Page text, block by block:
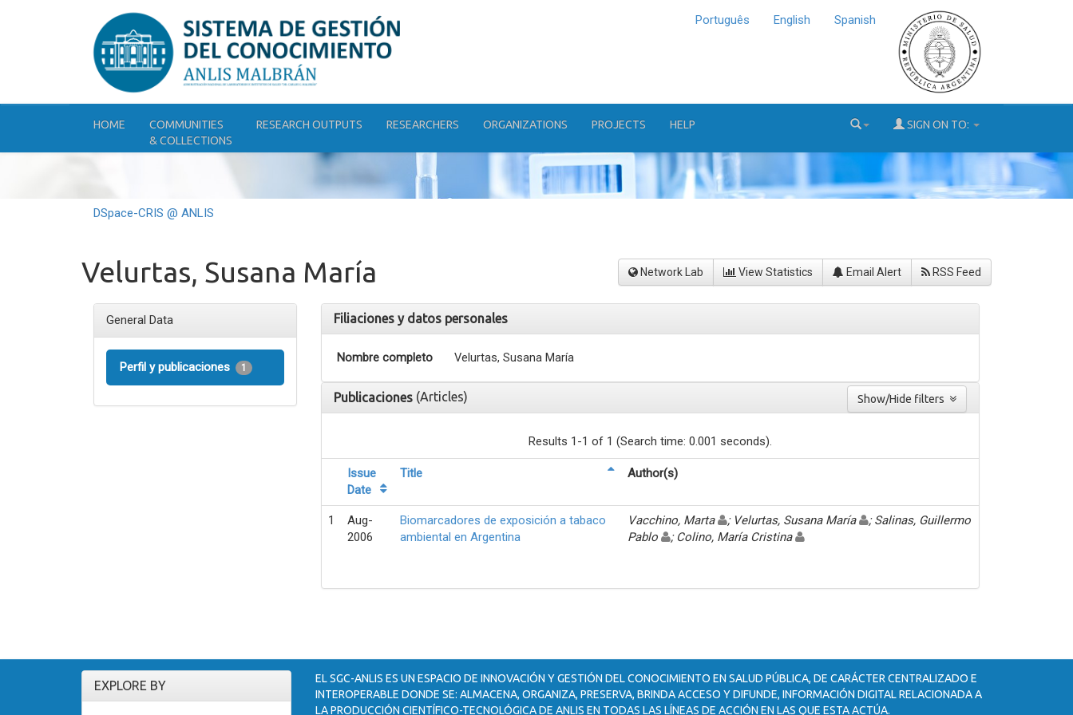
Português English Spanish
HOME
COMMUNITIES
& COLLECTIONS
RESEARCH OUTPUTS RESEARCHERS ORGANIZATIONS PROJECTS HELP SIGN ON TO:
DSpace-CRIS @ ANLIS
Velurtas, Susana María Network Lab View Statistics Email Alert RSS Feed
General Data
Perfil y publicaciones 1
Filiaciones y datos personales
Nombre completo Velurtas, Susana María
Publicaciones (Articles)
Results 1-1 of 1 (Search time: 0.001 seconds).
Issue
Date
Title Author(s)
1
Aug-
2006
Biomarcadores de exposición a tabaco
ambiental en Argentina
Vacchino, Marta ; Velurtas, Susana María
; Salinas, Guillermo
Pablo
; Colino, María Cristina
EXPLORE BY
EL SGC-ANLIS ES UN ESPACIO DE INNOVACIÓN Y GESTIÓN DEL CONOCIMIENTO EN SALUD PÚBLICA, DE CARÁCTER CENTRALIZADO E
INTEROPERABLE DONDE SE: ALMACENA, ORGANIZA, PRESERVA, BRINDA ACCESO Y DIFUNDE, INFORMACIÓN DIGITAL RELACIONADA A
LA PRODUCCIÓN CIENTÍFICO-TECNOLÓGICA DE ANLIS EN TODAS LAS LÍNEAS DE ACCIÓN EN LAS QUE ESTA ACTÚA.